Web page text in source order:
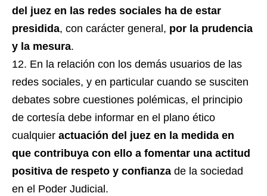
del juez en las redes sociales ha de estar
presidida, con carácter general, por la prudencia
y la mesura.
En la relación con los demás usuarios de las
redes sociales, y en particular cuando se susciten
debates sobre cuestiones polémicas, el principio
de cortesía debe informar en el plano ético
cualquier actuación del juez en la medida en
que contribuya con ello a fomentar una actitud
positiva de respeto y confianza de la sociedad
en el Poder Judicial.